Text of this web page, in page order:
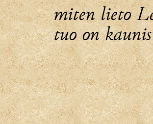
miten lieto
tuo on